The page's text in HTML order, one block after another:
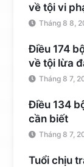
về tội vi
Tháng 8 8,
Điều 174
về tội lừa
Tháng 8 7,
Điều 134
cần biết
Tháng 8 7,
Tuổi chịu